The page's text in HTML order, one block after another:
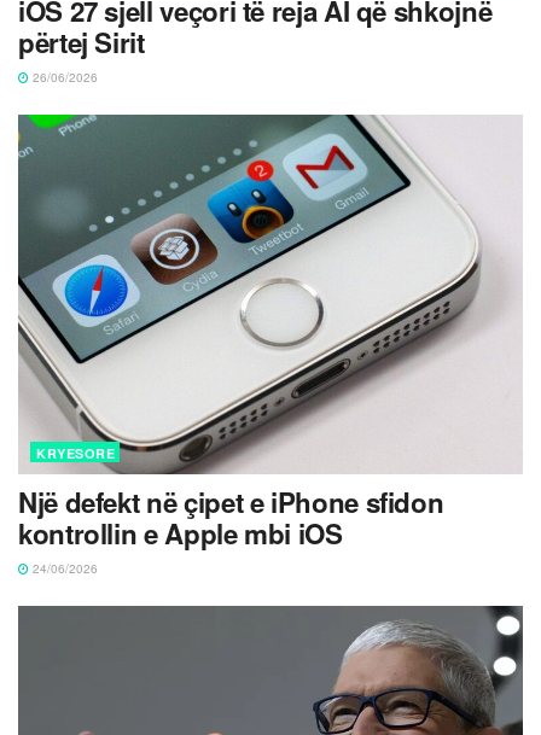
iOS 27 sjell veçori të reja AI që shkojnë
përtej Sirit
26/06/2026
KRYESORE
Një defekt në çipet e iPhone sfidon
kontrollin e Apple mbi iOS
24/06/2026